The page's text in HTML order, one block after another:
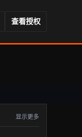
查看授权
显示更多